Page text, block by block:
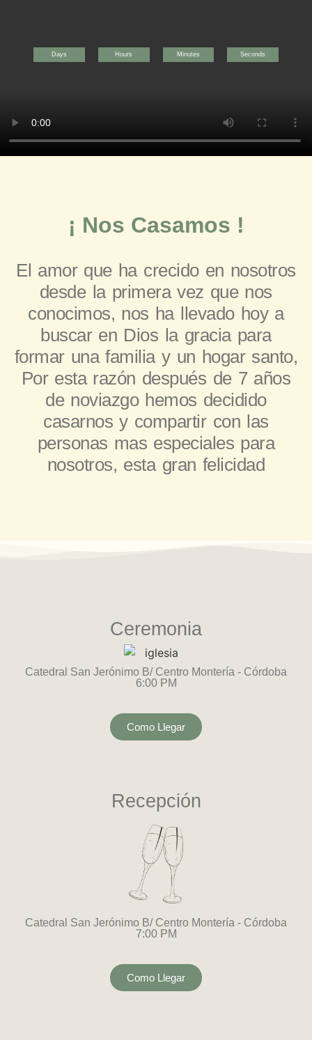
Days Hours Minutes Seconds
¡ Nos Casamos !
El amor que ha crecido en nosotros
desde la primera vez que nos
conocimos, nos ha llevado hoy a
buscar en Dios la gracia para
formar una familia y un hogar santo,
Por esta razón después de 7 años
de noviazgo hemos decidido
casarnos y compartir con las
personas mas especiales para
nosotros, esta gran felicidad
Ceremonia
Catedral San Jerónimo B/ Centro Montería - Córdoba
6:00 PM
Como Llegar
Recepción
Catedral San Jerónimo B/ Centro Montería - Córdoba
7:00 PM
Como Llegar